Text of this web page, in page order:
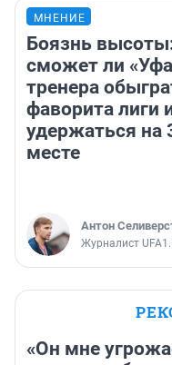
МНЕНИЕ
Боязнь
сможет ли
тренера
фаворита лиги
удержаться на
месте
Антон
Журналист
«Он мне